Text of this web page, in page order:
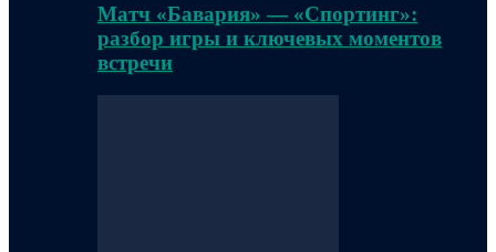
Матч «Бавария» — «Спортинг»:
разбор игры и ключевых моментов
встречи